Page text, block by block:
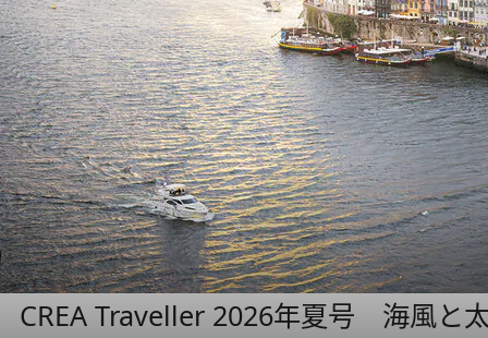
CREA Traveller 2026年夏号 海風と